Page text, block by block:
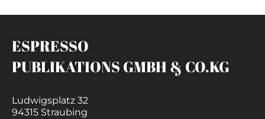
ESPRESSO
PUBLIKATIONS GMBH & CO.KG
Ludwigsplatz 32
94315 Straubing